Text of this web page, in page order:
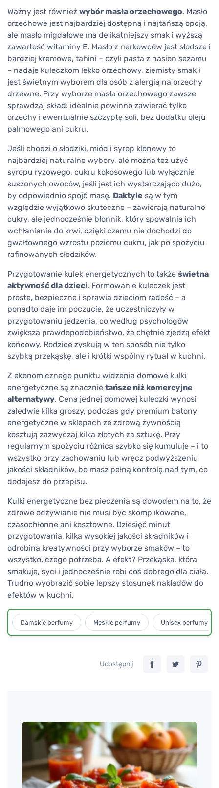
Ważny jest również wybór masła orzechowego. Masło
orzechowe jest najbardziej dostępną i najtańszą opcją,
ale masło migdałowe ma delikatniejszy smak i wyższą
zawartość witaminy E. Masło z nerkowców jest słodsze i
bardziej kremowe, tahini – czyli pasta z nasion sezamu
– nadaje kuleczkom lekko orzechowy, ziemisty smak i
jest świetnym wyborem dla osób z alergią na orzechy
drzewne. Przy wyborze masła orzechowego zawsze
sprawdzaj skład: idealnie powinno zawierać tylko
orzechy i ewentualnie szczyptę soli, bez dodatku oleju
palmowego ani cukru.
Jeśli chodzi o słodziki, miód i syrop klonowy to
najbardziej naturalne wybory, ale można też użyć
syropu ryżowego, cukru kokosowego lub wyłącznie
suszonych owoców, jeśli jest ich wystarczająco dużo,
by odpowiednio spojć masę. Daktyle są w tym
względzie wyjątkowo skuteczne – zawierają naturalne
cukry, ale jednocześnie błonnik, który spowalnia ich
wchłanianie do krwi, dzięki czemu nie dochodzi do
gwałtownego wzrostu poziomu cukru, jak po spożyciu
rafinowanych słodzików.
Przygotowanie kulek energetycznych to także świetna
aktywność dla dzieci. Formowanie kuleczek jest
proste, bezpieczne i sprawia dzieciom radość – a
ponadto daje im poczucie, że uczestniczyły w
przygotowaniu jedzenia, co według psychologów
zwiększa prawdopodobieństwo, że chętnie zjedzą efekt
końcowy. Rodzice zyskują w ten sposób nie tylko
szybką przekąskę, ale i krótki wspólny rytuał w kuchni.
Z ekonomicznego punktu widzenia domowe kulki
energetyczne są znacznie tańsze niż komercyjne
alternatywy. Cena jednej domowej kuleczki wynosi
zaledwie kilka groszy, podczas gdy premium batony
energetyczne w sklepach ze zdrową żywnością
kosztują zazwyczaj kilka złotych za sztukę. Przy
regularnym spożyciu różnica szybko się kumuluje – i to
wszystko przy zachowaniu lub wręcz podwyższeniu
jakości składników, bo masz pełną kontrolę nad tym, co
dodajesz do przepisu.
Kulki energetyczne bez pieczenia są dowodem na to, że
zdrowe odżywianie nie musi być skomplikowane,
czasochłonne ani kosztowne. Dziesięć minut
przygotowania, kilka wysokiej jakości składników i
odrobina kreatywności przy wyborze smaków – to
wszystko, czego potrzeba. A efekt? Przekąska, która
smakuje, syci i jednocześnie robi coś dobrego dla ciała.
Trudno wyobrazić sobie lepszy stosunek nakładów do
efektów w kuchni.
Damskie perfumy Męskie perfumy Unisex perfumy
Udostępnij